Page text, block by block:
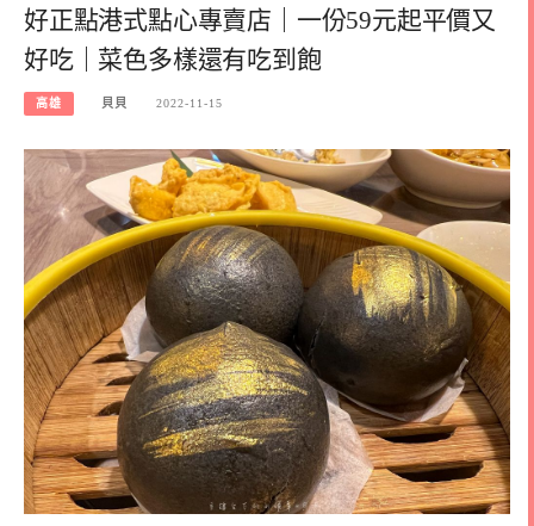
好正點港式點心專賣店｜一份59元起平價又
好吃｜菜色多樣還有吃到飽
高雄 貝貝 2022-11-15